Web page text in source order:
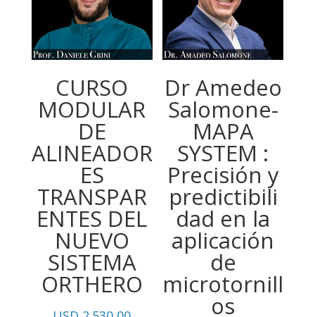
USD
974,05
CURSO
MODULAR
DE
ALINEADOR
ES
TRANSPAR
ENTES DEL
NUEVO
SISTEMA
ORTHERO
Dr Amedeo
Salomone-
MAPA
SYSTEM :
Precisión y
predictibili
dad en la
aplicación
de
microtornill
os